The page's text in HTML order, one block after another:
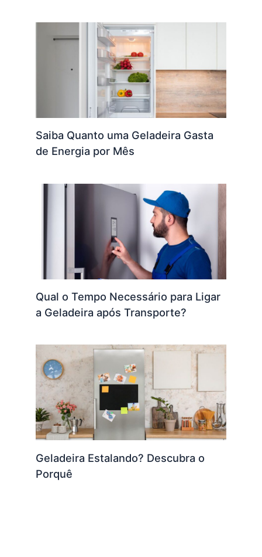
Saiba Quanto uma Geladeira Gasta
de Energia por Mês
Qual o Tempo Necessário para Ligar
a Geladeira após Transporte?
Geladeira Estalando? Descubra o
Porquê